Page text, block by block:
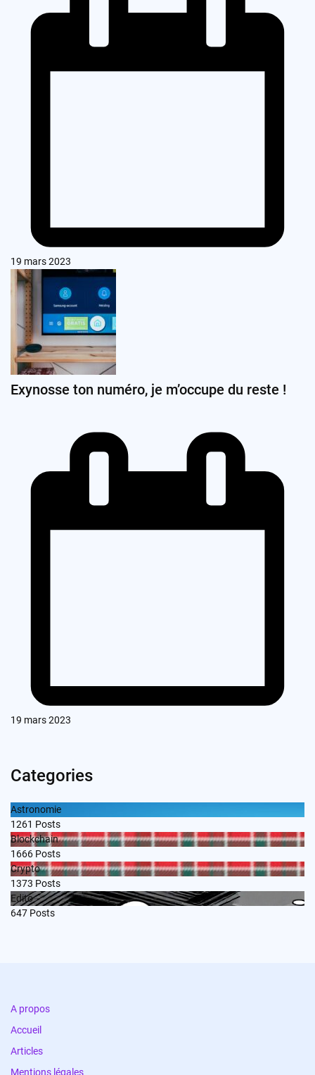
19 mars 2023
Exynosse ton numéro, je m’occupe du reste !
19 mars 2023
Categories
Astronomie
1261 Posts
Blockchain
1666 Posts
Crypto
1373 Posts
Edito
647 Posts
A propos
Accueil
Articles
Mentions légales